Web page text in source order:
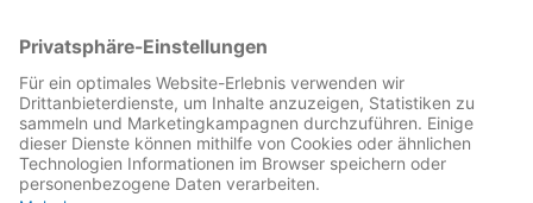
Reparatur↗ für eineReparatur Revolution
Reparaturbedingungen: Für Produkte, die sich gut
reparieren lassen, für günstigere Ersatzteile und den
Erhalt der reparierenden Betriebe und des Reparatur-
Know-hows in Deutschland.